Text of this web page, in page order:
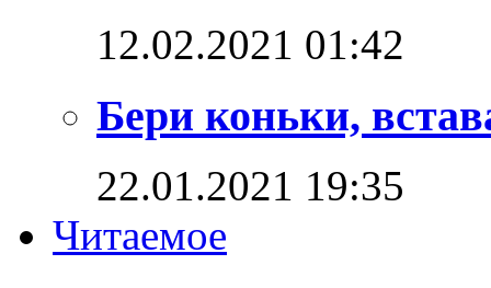
12.02.2021 01:42
Бери коньки,
22.01.2021 19:35
Читаемое